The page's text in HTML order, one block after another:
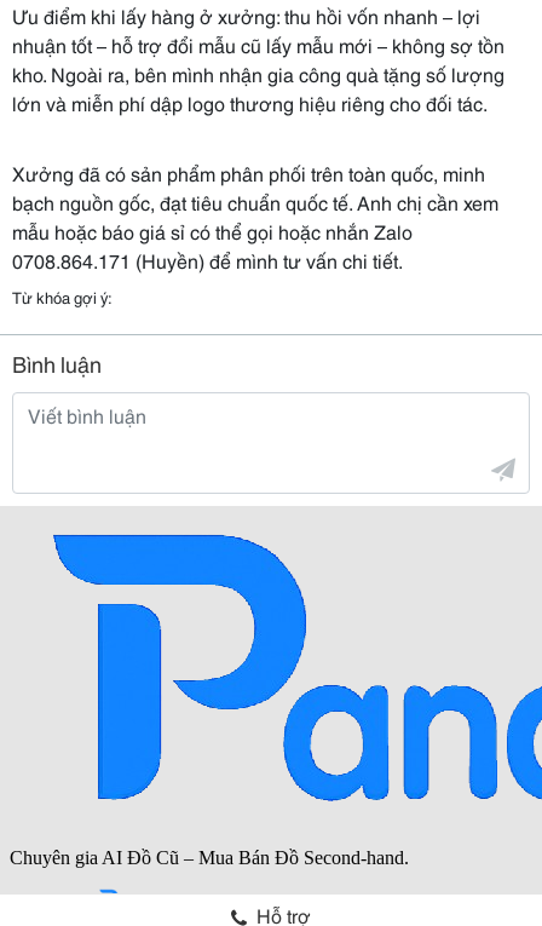
Ưu điểm khi lấy hàng ở xưởng: thu hồi vốn nhanh – lợi
nhuận tốt – hỗ trợ đổi mẫu cũ lấy mẫu mới – không sợ tồn
kho. Ngoài ra, bên mình nhận gia công quà tặng số lượng
lớn và miễn phí dập logo thương hiệu riêng cho đối tác.
Xưởng đã có sản phẩm phân phối trên toàn quốc, minh
bạch nguồn gốc, đạt tiêu chuẩn quốc tế. Anh chị cần xem
mẫu hoặc báo giá sỉ có thể gọi hoặc nhắn Zalo
0708.864.171 (Huyền) để mình tư vấn chi tiết.
Từ khóa gợi ý:
Bình luận
Hỗ trợ